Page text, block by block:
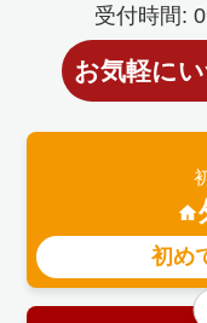
受付時間:
お気軽に
初め